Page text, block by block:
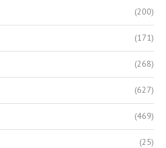
(200)
(171)
(268)
(627)
(469)
(25)